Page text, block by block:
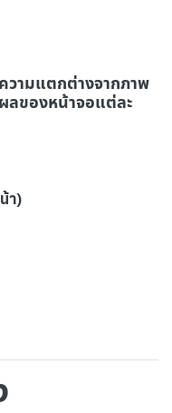
วามแตกต่างจากภาพ
ลของหน้าจอแต่ละ
า)